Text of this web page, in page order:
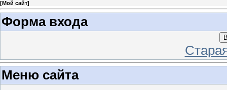
[Мой сайт]
Форма входа
Меню сайта